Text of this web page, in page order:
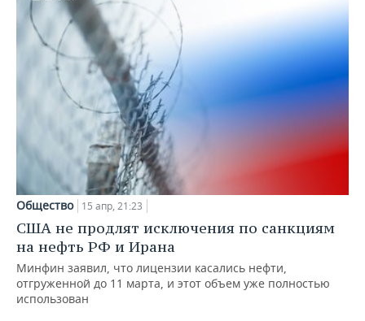
Общество 15 апр, 21:23
США не продлят исключения по санкциям
на нефть РФ и Ирана
Минфин заявил, что лицензии касались нефти,
отгруженной до 11 марта, и этот объем уже полностью
использован